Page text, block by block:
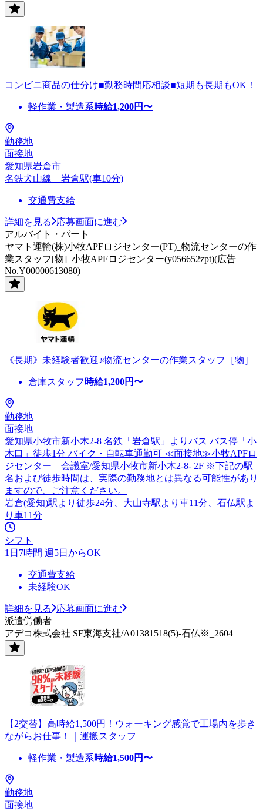
コンビニ商品の仕分け■勤務時間応相談■短期も長期もOK！
軽作業・製造系時給1,200円〜
勤務地
面接地
愛知県岩倉市
名鉄犬山線 岩倉駅(車10分)
交通費支給
詳細を見る
応募画面に進む
アルバイト・パート
ヤマト運輸(株)小牧APFロジセンター(PT)_物流センターの作
業スタッフ[物]_小牧APFロジセンター(y056652zpt)(広告
No.Y00000613080)
《長期》未経験者歓迎♪物流センターの作業スタッフ［物］
倉庫スタッフ 時給1,200円〜
勤務地
面接地
愛知県小牧市新小木2-8 名鉄「岩倉駅」よりバス バス停「小
木口」徒歩1分 バイク・自転車通勤可 ≪面接地≫小牧APFロ
ジセンター 会議室/愛知県小牧市新小木2-8- 2F ※下記の駅
名および徒歩時間は、実際の勤務地とは異なる可能性があり
ますので、ご注意ください。
岩倉(愛知)駅より徒歩24分、大山寺駅より車11分、石仏駅よ
り車11分
シフト
1日7時間 週5日からOK
交通費支給
未経験OK
詳細を見る
応募画面に進む
派遣労働者
アデコ株式会社 SF東海支社/A01381518(5)-石仏※_2604
【2交替】高時給1,500円！ウォーキング感覚で工場内を歩き
ながらお仕事！｜運搬スタッフ
軽作業・製造系時給1,500円〜
勤務地
面接地